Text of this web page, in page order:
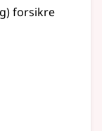
forsikre